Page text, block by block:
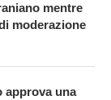
mentre
moderazione
approva una